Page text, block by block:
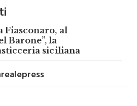
Fiasconaro, al
Barone”, la
siciliana